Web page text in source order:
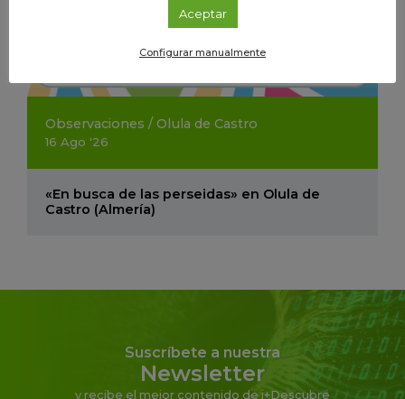
Observaciones / Olula de Castro
16 Ago '26
«En busca de las perseidas» en Olula de
Castro (Almería)
Suscríbete a nuestra
Newsletter
y recibe el mejor contenido de i+Descubre
Aceptar
Configurar manualmente